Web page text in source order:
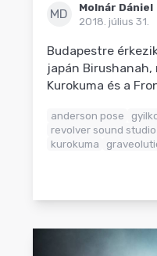
MD
Molnár Dániel
2018. július 31.
Budapestre
japán
Kurokuma és a
anderson pose
revolver sound studio
kurokuma